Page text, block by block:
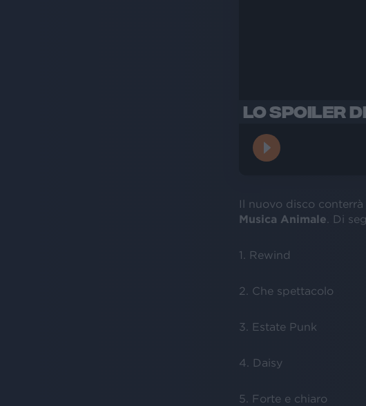
LO SPOILER
Il nuovo disco conterrà
Musica Animale . Di
1. Rewind
2. Che spettacolo
3. Estate Punk
4. Daisy
5. Forte e chiaro